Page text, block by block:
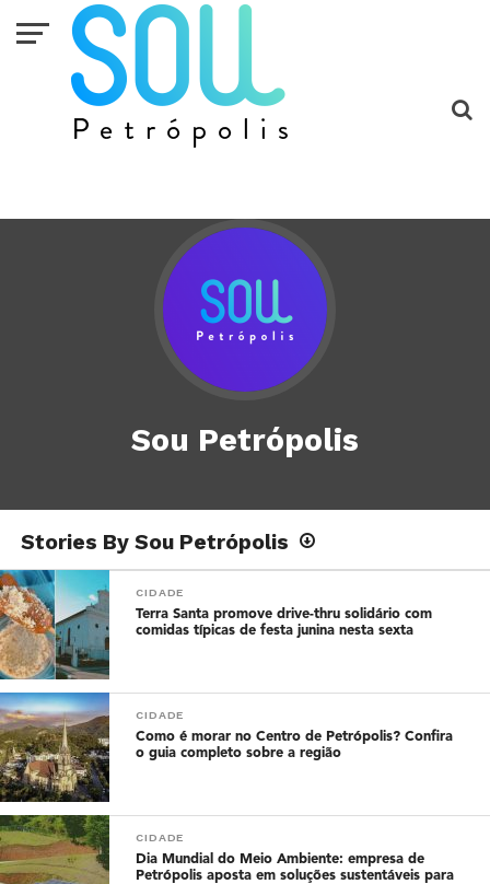
Sou Petrópolis
Stories By Sou Petrópolis
CIDADE
Terra Santa promove drive-thru solidário com
comidas típicas de festa junina nesta sexta
CIDADE
Como é morar no Centro de Petrópolis? Confira
o guia completo sobre a região
CIDADE
Dia Mundial do Meio Ambiente: empresa de
Petrópolis aposta em soluções sustentáveis para